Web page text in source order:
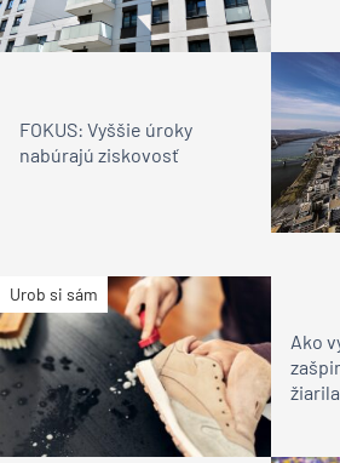
FOKUS: Vyššie úroky
nabúrajú ziskovosť
Urob si sám
Ako